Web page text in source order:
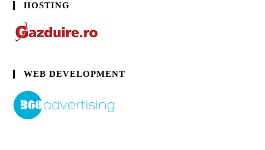
HOSTING
WEB DEVELOPMENT